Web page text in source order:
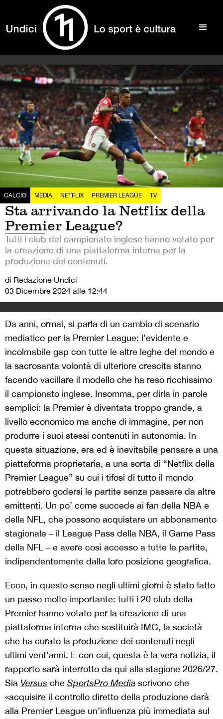
CALCIO MEDIA NETFLIX PREMIER LEAGUE TV
Sta arrivando la Netflix della
Premier League?
Tutti i club del campionato inglese hanno votato per
la creazione di una piattaforma interna per la
produzione dei contenuti.
di Redazione Undici
03 Dicembre 2024 alle 12:44
Da anni, ormai, si parla di un cambio di scenario
mediatico per la Premier League: l’evidente e
incolmabile gap con tutte le altre leghe del mondo e
la sacrosanta volontà di ulteriore crescita stanno
facendo vacillare il modello che ha reso ricchissimo
il campionato inglese. Insomma, per dirla in parole
semplici: la Premier è diventata troppo grande, a
livello economico ma anche di immagine, per non
produrre i suoi stessi contenuti in autonomia. In
questa situazione, era ed è inevitabile pensare a una
piattaforma proprietaria, a una sorta di “Netflix della
Premier League” su cui i tifosi di tutto il mondo
potrebbero godersi le partite senza passare da altre
emittenti. Un po’ come succede ai fan della NBA e
della NFL, che possono acquistare un abbonamento
stagionale – il League Pass della NBA, il Game Pass
della NFL – e avere così accesso a tutte le partite,
indipendentemente dalla loro posizione geografica.
Ecco, in questo senso negli ultimi giorni è stato fatto
un passo molto importante: tutti i 20 club della
Premier hanno votato per la creazione di una
piattaforma interna che sostituirà IMG, la società
che ha curato la produzione dei contenuti negli
ultimi vent’anni. E con cui, questa è la vera notizia, il
rapporto sarà interrotto da qui alla stagione 2026/27.
Sia Versus che SportsPro Media scrivono che
«acquisire il controllo diretto della produzione darà
alla Premier League un’influenza più immediata sul